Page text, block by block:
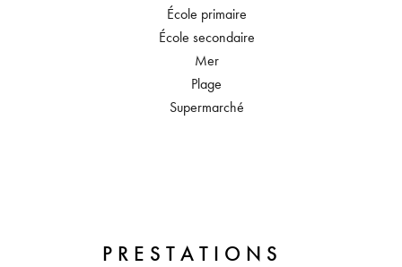
École primaire
École secondaire
Mer
Plage
Supermarché
PRESTATIONS